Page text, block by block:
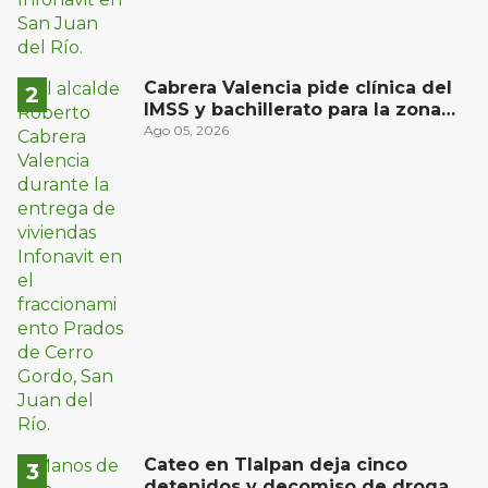
Cabrera Valencia pide clínica del
IMSS y bachillerato para la zona
oriente de San Juan del Río
Ago 05, 2026
Cateo en Tlalpan deja cinco